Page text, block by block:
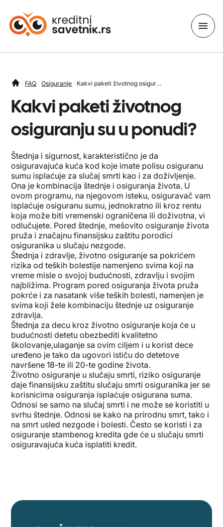
You are here
FAQ Osiguranje Kakvi paketi životnog osiguranju su u ponudi?
Kakvi paketi životnog
osiguranju su u ponudi?
Štednja i sigurnost, karakteristično je da
osiguravajuća kuća kod koje imate polisu osiguranu
sumu isplaćuje za slučaj smrti kao i za doživljenje.
Ona je kombinacija štednje i osiguranja života. U
ovom programu, na njegovom isteku, osiguravač vam
isplaćuje osiguranu sumu, jednokratno ili kroz rentu
koja može biti vremenski ograničena ili doživotna, vi
odlučujete. Pored štednje, mešovito osiguranje života
pruža i značajnu finansijsku zaštitu porodici
osiguranika u slučaju nezgode.
Štednja i zdravlje, životno osiguranje sa pokrićem
rizika od teških bolestije namenjeno svima koji na
vreme misle o svojoj budućnosti, zdravlju i svojim
najbližima. Program pored osiguranja života pruža
pokrće i za nasatank više teških bolesti, namenjen je
svima koji žele kombinaciju štednje uz osiguranje
zdravlja.
Štednja za decu kroz životno osiguranje koja će u
budućnosti detetu obezbediti kvalitetno
školovanje,ulaganje sa ovim ciljem i u korist dece
uređeno je tako da ugovori ističu do detetove
navršene 18-te ili 20-te godine života.
Životno osiguranje u slučaju smrti, riziko osiguranje
daje finansijsku zaštitu slučaju smrti osiguranika jer se
korisnicima osiguranja isplaćuje osigurana suma.
Odnosi se samo na slučaj smrti i ne može se koristiti u
svrhu štednje. Odnosi se kako na prirodnu smrt, tako i
na smrt usled nezgode i bolesti. Često se koristi i za
osiguranje stambenog kredita gde će u slučaju smrti
osiguravajuća kuća isplatiti kredit.